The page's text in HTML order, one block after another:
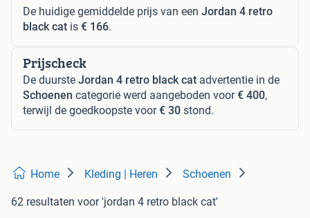
De huidige gemiddelde prijs van een Jordan 4 retro
black cat is € 166.
Prijscheck
De duurste Jordan 4 retro black cat advertentie in de
Schoenen categorie werd aangeboden voor€ 400,
terwijl de goedkoopste voor€ 30 stond.
Home Kleding | Heren Schoenen
62 resultaten voor 'jordan 4 retro black cat'